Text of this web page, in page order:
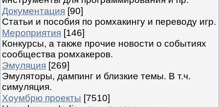
Документация [90]
Статьи и пособия по ромхакингу и переводу игр.
Мероприятия [146]
Конкурсы, а также прочие новости о событиях
сообщества ромхакеров.
Эмуляция [269]
Эмуляторы, дампинг и близкие темы. В т.ч.
симуляция.
Хоумбрю проекты [7510]